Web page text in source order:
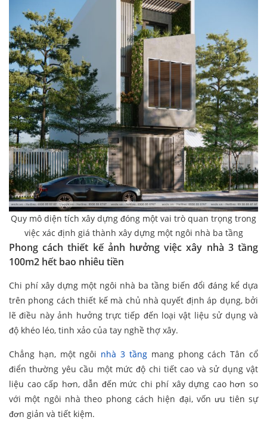
Quy mô diện tích xây dựng đóng một vai trò quan trọng trong
việc xác định giá thành xây dựng một ngôi nhà ba tầng
Phong cách thiết kế ảnh hưởng việc xây nhà 3 tầng
100m2 hết bao nhiêu tiền
Chi phí xây dựng một ngôi nhà ba tầng biến đổi đáng kể dựa
trên phong cách thiết kế mà chủ nhà quyết định áp dụng, bởi
lẽ điều này ảnh hưởng trực tiếp đến loại vật liệu sử dụng và
độ khéo léo, tinh xảo của tay nghề thợ xây.
Chẳng hạn, một ngôi nhà 3 tầngmang phong cách Tân cổ
điển thường yêu cầu một mức độ chi tiết cao và sử dụng vật
liệu cao cấp hơn, dẫn đến mức chi phí xây dựng cao hơn so
với một ngôi nhà theo phong cách hiện đại, vốn ưu tiên sự
đơn giản và tiết kiệm.